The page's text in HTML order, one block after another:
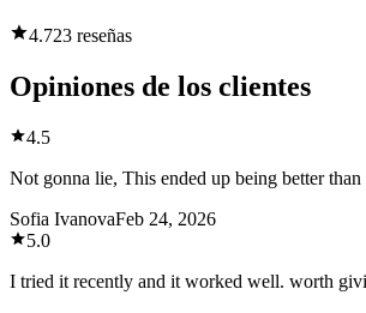
4.723 reseñas
Opiniones de los clientes
4.5
Not gonna lie, This ended up being better
Sofia IvanovaFeb 24, 2026
5.0
I tried it recently and it worked well. worth